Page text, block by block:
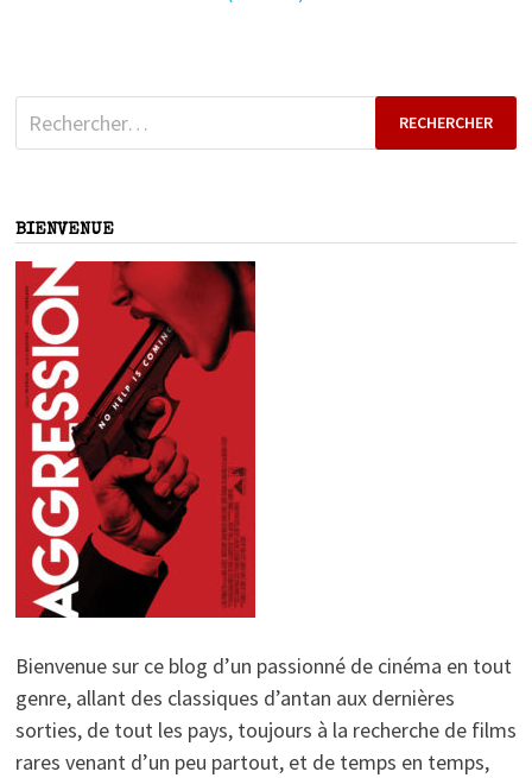
Rechercher :
BIENVENUE
Bienvenue sur ce blog d’un passionné de cinéma en tout
genre, allant des classiques d’antan aux dernières
sorties, de tout les pays, toujours à la recherche de films
rares venant d’un peu partout, et de temps en temps,